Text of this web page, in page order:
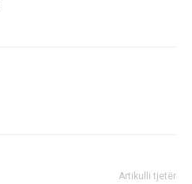
Artikulli tjetër